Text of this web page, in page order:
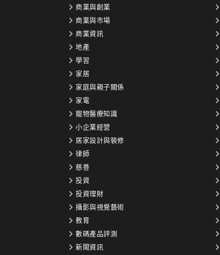
商業與創業
商業與市場
商業資訊
地產
學習
家居
家庭與親子關係
家電
寵物醫療知識
小企業經營
居家設計與裝修
律師
慈善
投資
投資理財
攝影與視覺藝術
教育
數碼產品評測
新聞資訊